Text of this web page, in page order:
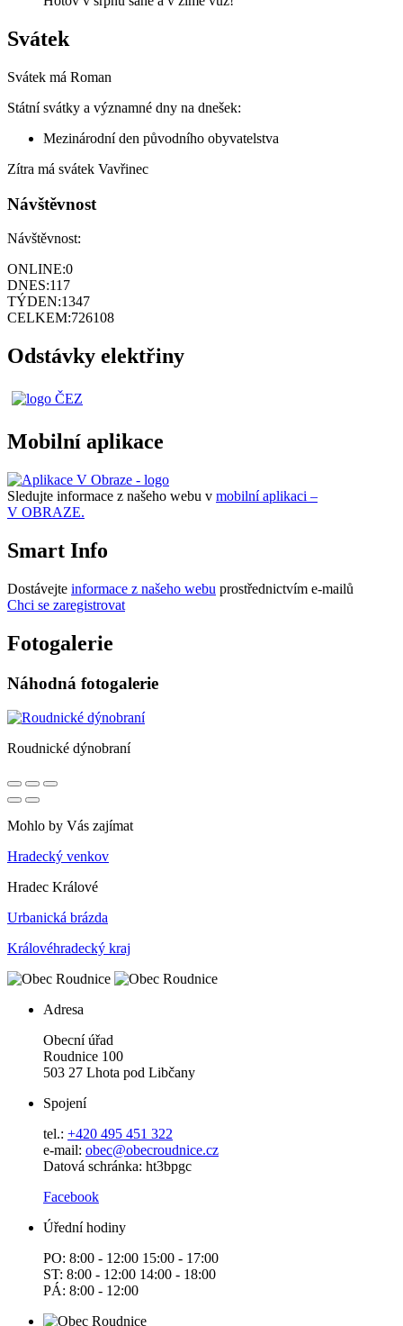
Svátek
Svátek má Roman
Státní svátky a významné dny na dnešek:
Mezinárodní den původního obyvatelstva
Zítra má svátek Vavřinec
Návštěvnost
Návštěvnost:
ONLINE:0
DNES:117
TÝDEN:1347
CELKEM:726108
Odstávky elektřiny
Mobilní aplikace
Sledujte informace z našeho webu v mobilní aplikaci –
V OBRAZE.
Smart Info
Dostávejte informace z našeho webu prostřednictvím e-mailů
Chci se zaregistrovat
Fotogalerie
Náhodná fotogalerie
Roudnické dýnobraní
Mohlo by Vás zajímat
Hradecký venkov
Hradec Králové
Urbanická brázda
Královéhradecký kraj
Adresa
Obecní úřad
Roudnice 100
503 27 Lhota pod Libčany
Spojení
tel.: +420 495 451 322
e-mail: obec@obecroudnice.cz
Datová schránka: ht3bpgc
Facebook
Úřední hodiny
PO: 8:00 - 12:00 15:00 - 17:00
ST: 8:00 - 12:00 14:00 - 18:00
PÁ: 8:00 - 12:00